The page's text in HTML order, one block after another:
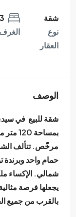
شقة
نوع
العقار
3
الغرف
الوصف
شقة للبيع في
حمام واحد
شمالي. الإكساء
يجعلها فرصة
بالقرب من جميع